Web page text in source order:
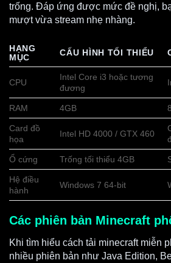
trống. Đáp ứng được mức đề nghị,
mượt vừa stream nhẹ nhàng.
HẠNG
MỤC
CẤU HÌNH TỐI THIỂU
CPU
Intel Core i3 hoặc tương
đương
RAM 4GB
Card đồ
họa
Intel HD 4000 / GTX 460
Ổ cứng Trống tối thiểu 4GB
Hệ điều
hành
Windows 7 64-bit
Các phiên bản Minecraft
Khi tìm hiểu cách tải minecraft miễn
nhiều phiên bản như Java Edition,